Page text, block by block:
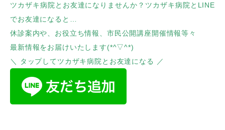
ツカザキ病院とお友達になりませんか？ツカザキ病院とLINE
でお友達になると…
休診案内や、お役立ち情報、市民公開講座開催情報等々
最新情報をお届けいたします(*^▽^*)
＼ タップしてツカザキ病院とお友達になる ／